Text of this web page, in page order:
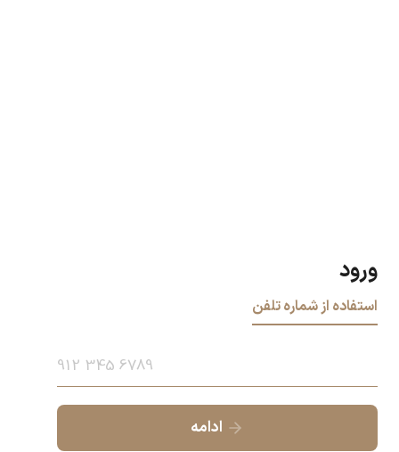
ورود
استفاده از شماره تلفن
ادامه